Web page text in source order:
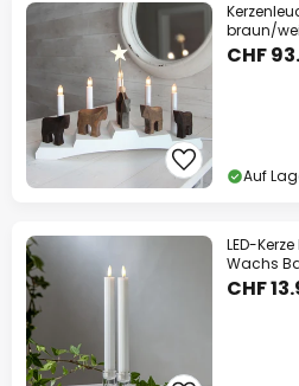
braun/
CHF
Auf
LED-
Wachs
CHF